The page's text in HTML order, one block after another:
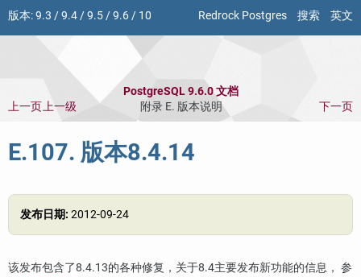
Redrock Postgres 搜索 英文
版本:9.3 /9.4/9.5/9.6/ 10
PostgreSQL 9.6.0 文档
上一页上一级 附录 E. 版本说明 下一页
E.107. 版本8.4.14
发布日期: 2012-09-24
该发布包含了8.4.13的各种修复，关于8.4主要发布新功能的信息， 参